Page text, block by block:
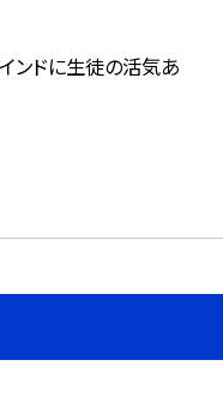
ンドに生徒の活気あ